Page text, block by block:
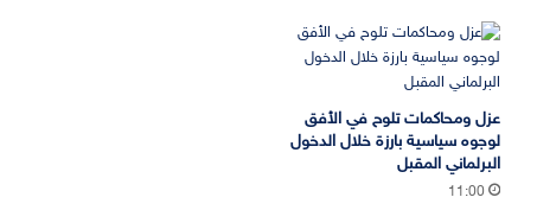
عزل ومحاكمات تلوح في الأفق
لوجوه سياسية بارزة خلال الدخول
البرلماني المقبل
11:00